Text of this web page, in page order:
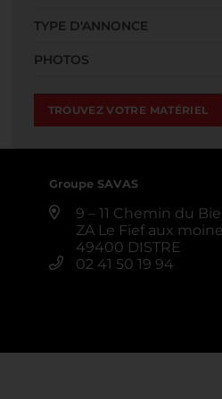
TYPE D'ANNONCE
PHOTOS
Groupe SAVAS
9 – 11 Chemin du
ZA Le Fief aux
49400 DISTRE
02 41 50 19 94